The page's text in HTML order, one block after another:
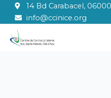
contenu
14 Bd Carabacel,
info@ccinice.org